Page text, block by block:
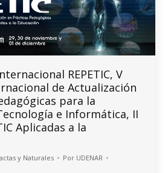
REPETIC, V
de Actualización
para la
e Informática, II
Aplicadas a la
y Naturales Por UDENAR